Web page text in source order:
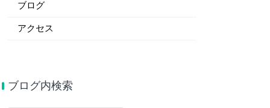
ブログ
アクセス
ブログ内検索